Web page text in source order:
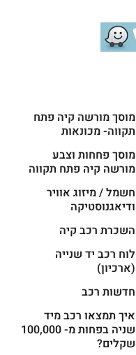
מוסך מורשה קיה פתח
תקווה- מכונאות
מוסך פחחות וצבע
מורשה קיה פתח תקווה
חשמל / מיזוג אוויר
ודיאגנוסטיקה
השכרת רכב קיה
לוח רכב יד שנייה
(ארכיון)
חדשות רכב
איך תמצאו רכב מיד
שניה בפחות מ- 100,000
שקלים?